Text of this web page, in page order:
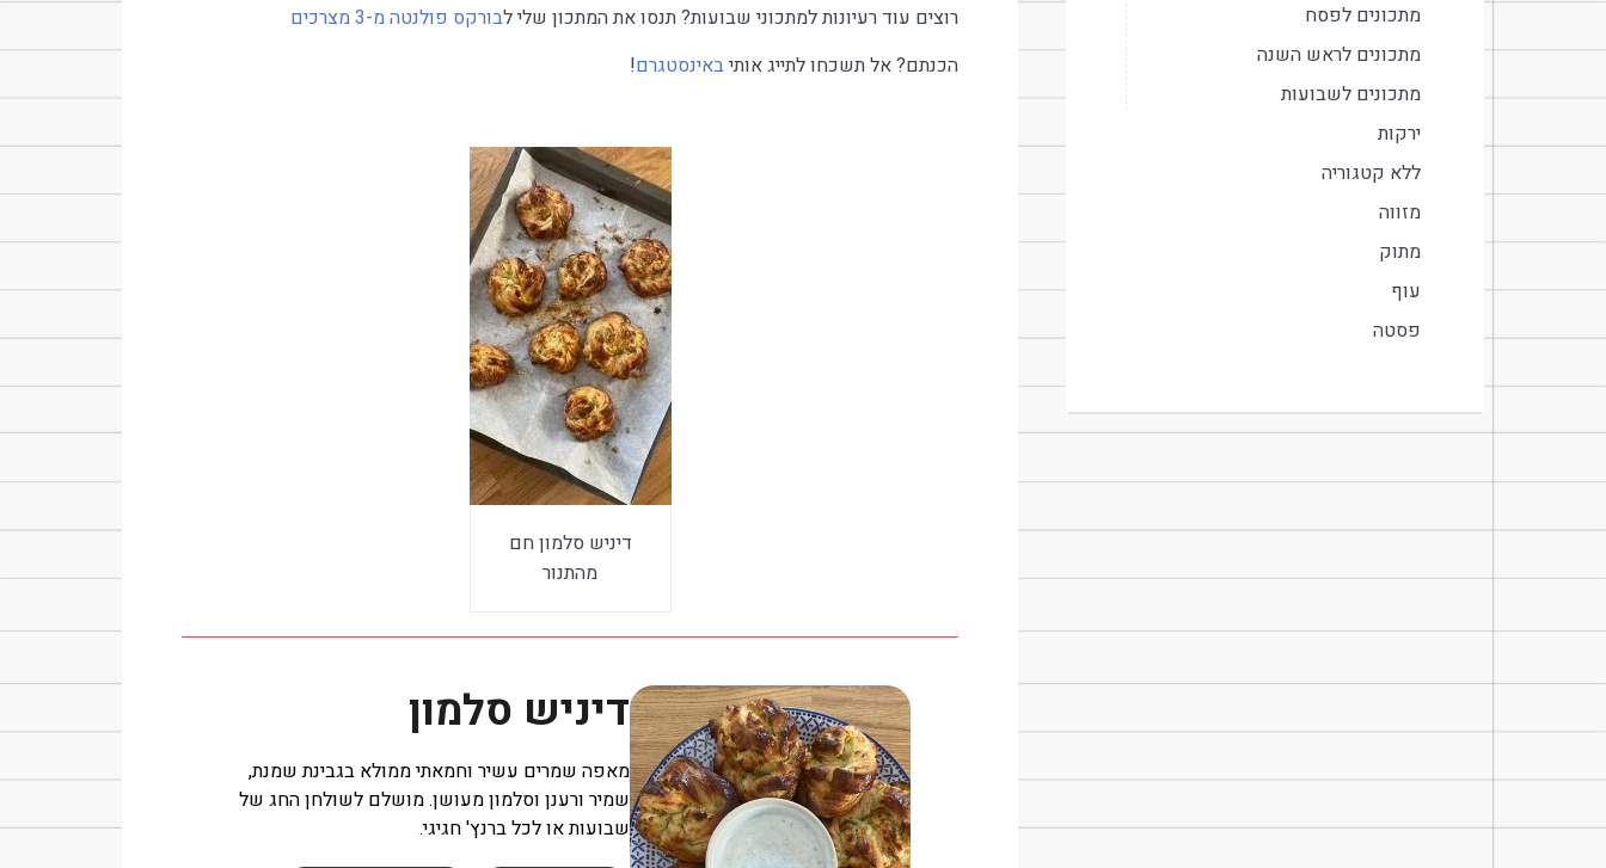
רוצים עוד רעיונות למתכוני שבועות? תנסו את המתכון שלי לבורקס פולנטה מ-3 מצרכים
הכנתם? אל תשכחו לתייג אותיבאינסטגרם!
דיניש סלמון חם
מהתנור
דיניש סלמון
מאפה שמרים עשיר וחמאתי ממולא בגבינת שמנת,
שמיר ורענן וסלמון מעושן. מושלם לשולחן החג של
שבועות או לכל ברנץ' חגיגי.
מתכונים לפסח
מתכונים לראש השנה
מתכונים לשבועות
ירקות
ללא קטגוריה
מזווה
מתוק
עוף
פסטה